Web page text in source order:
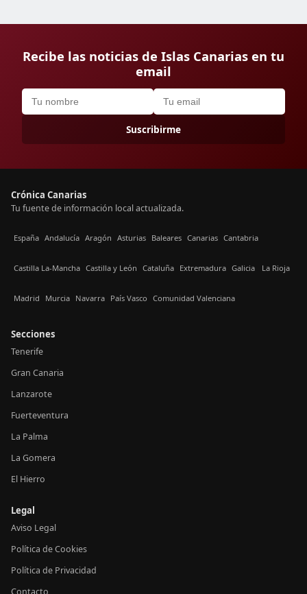
Recibe las noticias de Islas Canarias en tu
email
Suscribirme
Crónica Canarias
Tu fuente de información local actualizada.
España Andalucía Aragón Asturias Baleares Canarias Cantabria
Castilla La-Mancha Castilla y León Cataluña Extremadura Galicia La Rioja
Madrid Murcia Navarra País Vasco Comunidad Valenciana
Secciones
Tenerife
Gran Canaria
Lanzarote
Fuerteventura
La Palma
La Gomera
El Hierro
Legal
Aviso Legal
Política de Cookies
Política de Privacidad
Contacto